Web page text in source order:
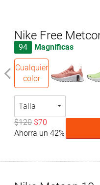
Nike Free
94 Magníficas
Cualquier
color
Talla
$120 $70
Ahorra un 42%